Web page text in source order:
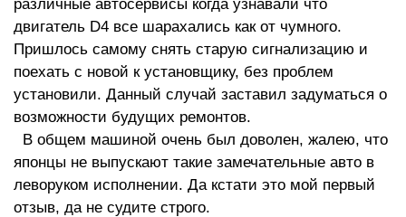
различные автосервисы когда узнавали что
двигатель D4 все шарахались как от чумного.
Пришлось самому снять старую сигнализацию и
поехать с новой к установщику, без проблем
установили. Данный случай заставил задуматься о
возможности будущих ремонтов.
В общем машиной очень был доволен, жалею, что
японцы не выпускают такие замечательные авто в
леворуком исполнении. Да кстати это мой первый
отзыв, да не судите строго.